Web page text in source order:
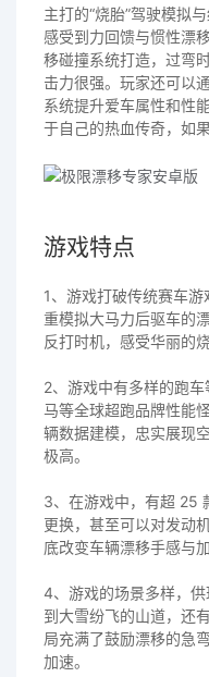
主打的“烧胎”驾驶模拟
感受到力回馈与惯性漂
移碰撞系统打造，过弯
击力很强。玩家还可以
系统提升爱车属性和性
于自己的热血传奇，如
游戏特点
1、游戏打破传统赛车
重模拟大马力后驱车的
反打时机，感受华丽的
2、游戏中有多样的跑
马等全球超跑品牌性能
辆数据建模，忠实展现
极高。
3、在游戏中，有超 25
更换，甚至可以对发动
底改变车辆漂移手感与
4、游戏的场景多样，
到大雪纷飞的山道，还
局充满了鼓励漂移的急
加速。